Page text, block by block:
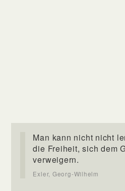
Man kann nicht nicht
die Freiheit, sich dem
verweigern.
Exler, Georg-Wilhelm